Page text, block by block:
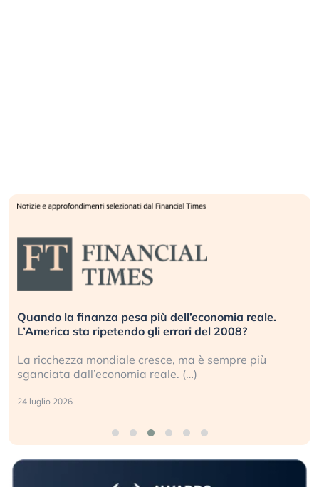
Quando la finanza pesa più dell’economia reale.
L’America sta ripetendo gli errori del 2008?
La ricchezza mondiale cresce, ma è sempre più
sganciata dall’economia reale. (…)
24 luglio 2026